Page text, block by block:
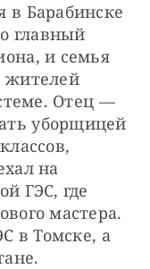
в Барабинске
главный
и семья
жителей
Отец —
уборщицей
на
ГЭС, где
мастера.
в Томске, а